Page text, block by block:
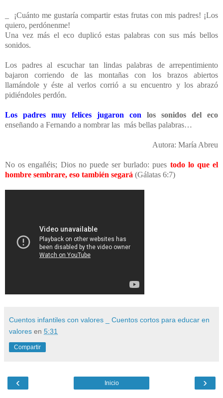
_ ¡Cuánto me gustaría compartir estas frutas con mis padres! ¡Los
quiero, perdónenme!
Una vez más el eco duplicó estas palabras con sus más bellos
sonidos.
Los padres al escuchar tan lindas palabras de arrepentimiento
bajaron corriendo de las montañas con los brazos abiertos
llamándole y éste al verlos corrió a su encuentro y los abrazó
pidiéndoles perdón.
Los padres muy felices jugaron con
los sonidos del eco
enseñando a Fernando a nombrar las más bellas palabras…
Autora: María Abreu
No os engañéis; Dios no puede ser burlado: pues todo lo que el
hombre sembrare, eso también segará (Gálatas 6:7)
Cuentos infantiles con valores _ Cuentos cortos para educar en
valores en 5:31
Compartir
‹ ›
Inicio